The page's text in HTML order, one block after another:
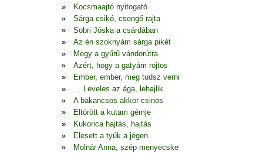
Kocsmaajtó nyitogató
Sárga csikó, csengő rajta
Sobri Jóska a csárdában
Az én szoknyám sárga pikét
Megy a gyűrű vándorútra
Azért, hogy a gatyám rojtos
Ember, ember, meg tudsz verni
… Leveles az ága, lehajlik
A bakancsos akkor csinos
Eltörött a kutam gémje
Kukorica hajtás, hajtás
Elesett a tyúk a jégen
Molnár Anna, szép menyecske